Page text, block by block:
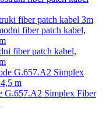
fiber patch kabel 3m
fiber patch kabel,
Simplex Fiber